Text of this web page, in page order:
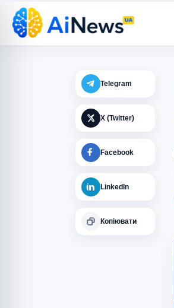
Telegram
X (Twitter)
Facebook
LinkedIn
Копіювати